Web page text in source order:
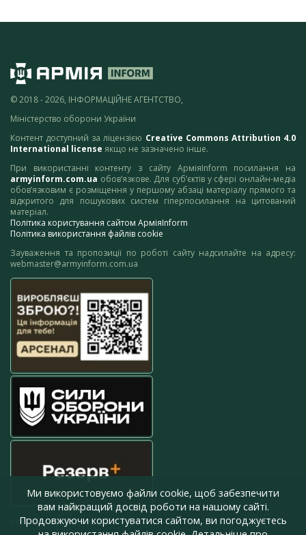
© 2018 - 2026, ІНФОРМАЦІЙНЕ АГЕНТСТВО,
Міністерство оборони України
Контент доступний за ліцензією Creative Commons Attribution 4.0
International license якщо не зазначено інше.
При використанні контенту з сайту АрміяInform посилання на
armyinform.com.ua обов’язкове. Для суб’єктів у сфері онлайн-медіа
обов’язковим є розміщення у першому абзаці матеріалу прямого та
відкритого для пошукових систем гіперпосилання на цитований
матеріал.
Політика користування сайтом АрміяInform
Політика використання файлів cookie
Зауваження та пропозиції по роботі сайту надсилайте на адресу:
webmaster@armyinform.com.ua
press@armyinform.com.ua
Ми використовуємо файли cookie, щоб забезпечити
вам найкращий досвід роботи на нашому сайті.
Продовжуючи користуватися сайтом, ви погоджуєтесь